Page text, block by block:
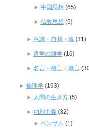
中国思想 (65)
仏教思想 (5)
意識・自我・魂(31)
哲学の雑学(16)
名言・格言・箴言
倫理学(193)
人間の生き方(5)
功利主義(32)
ベンサム (1)